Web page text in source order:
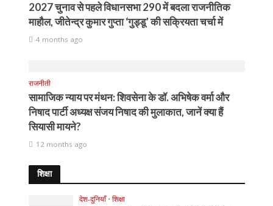
2027 चुनाव से पहले विधानसभा 290 में बदला राजनीतिक
माहौल, जीतेन्द्र कुमार गुप्ता ‘गुड्डू’ की सक्रियता चर्चा में
4 months ago
राजनीती
सामाजिक न्याय पर मंथन: शिवसेना के डॉ. अभिषेक वर्मा और
निषाद पार्टी अध्यक्ष संजय निषाद की मुलाकात, जानें क्या हैं
सियासी मायने?
12 months ago
शिक्षा
देश-दुनियाँ • शिक्षा